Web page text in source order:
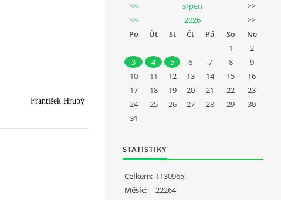
František Hrubý
<< srpen
>>
<<
2026
>>
Po
Út St Čt Pá So
Ne
1
2
3
4 5 6 7 8
9
10
11 12 13 14 15
16
17
18 19 20 21 22
23
24
25 26 27 28 29
30
31
STATISTIKY
Celkem: 1130965
Měsíc:
22264